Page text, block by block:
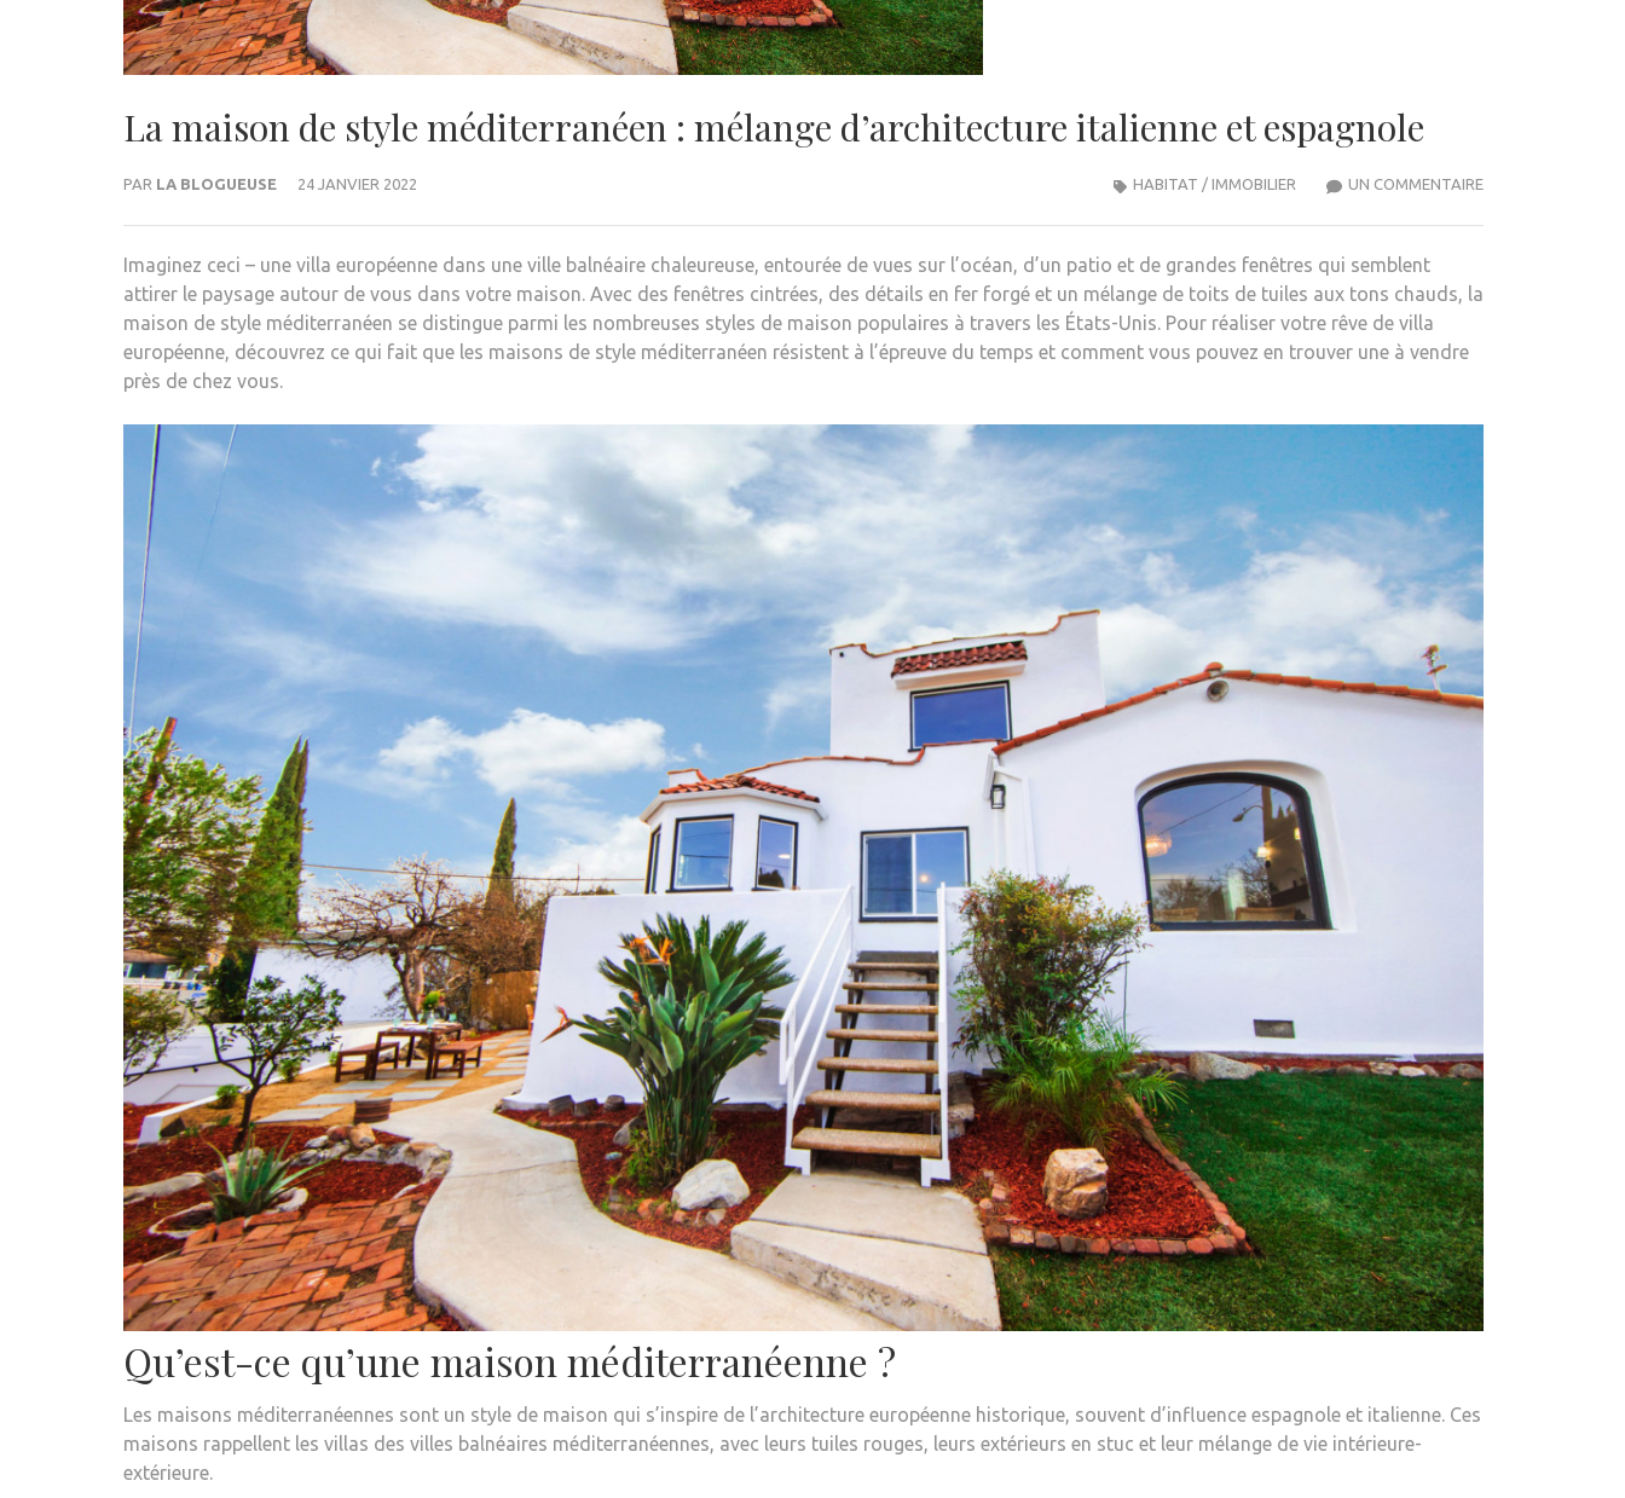
La maison de style méditerranéen : mélange d’architecture italienne et espagnole
PAR LA BLOGUEUSE 24 JANVIER 2022 UN COMMENTAIRESUR
HABITAT / IMMOBILIER
Imaginez ceci – une villa européenne dans une ville balnéaire chaleureuse, entourée de vues sur l’océan, d’un patio et de grandes fenêtres qui semblent
attirer le paysage autour de vous dans votre maison. Avec des fenêtres cintrées, des détails en fer forgé et un mélange de toits de tuiles aux tons chauds, la
maison de style méditerranéen se distingue parmi les nombreuses styles de maison populaires à travers les États-Unis. Pour réaliser votre rêve de villa
européenne, découvrez ce qui fait que les maisons de style méditerranéen résistent à l’épreuve du temps et comment vous pouvez en trouver une à vendre
près de chez vous.
Qu’est-ce qu’une maison méditerranéenne ?
Les maisons méditerranéennes sont un style de maison qui s’inspire de l’architecture européenne historique, souvent d’influence espagnole et italienne. Ces
maisons rappellent les villas des villes balnéaires méditerranéennes, avec leurs tuiles rouges, leurs extérieurs en stuc et leur mélange de vie intérieure-
extérieure.